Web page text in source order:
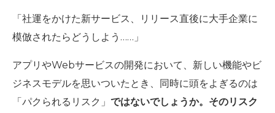
「社運をかけた新サービス、リリース直後に大手企業に
模倣されたらどうしよう……」
アプリやWebサービスの開発において、新しい機能やビ
ジネスモデルを思いついたとき、同時に頭をよぎるのは
「パクられるリスク」 ではないでしょうか。そのリスク